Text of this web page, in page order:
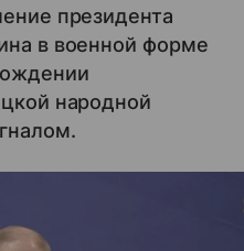
президента
в военной форме
народной